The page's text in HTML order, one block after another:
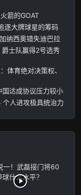
箭的GOAT
逐大牌球星的筹码
纳西奥错失迪巴拉
士队赢得2号选秀
体育绝对决策权、
达成协议压力较小
人进攻极具统治力